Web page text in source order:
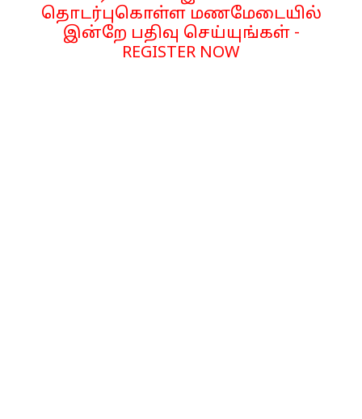
தொடர்புகொள்ள மணமேடையில்
இன்றே பதிவு செய்யுங்கள் -
REGISTER NOW